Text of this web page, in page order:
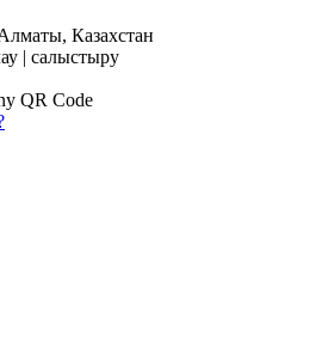
Казахстан
| салыстыру